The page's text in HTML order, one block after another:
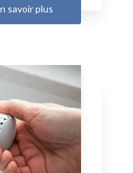
savoir plus